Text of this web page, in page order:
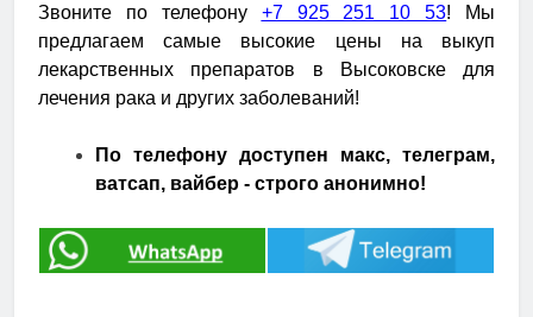
Звоните по телефону +7 925 251 10 53! Мы
предлагаем самые высокие цены на выкуп
лекарственных препаратов в Высоковске для
лечения рака и других заболеваний!
По телефону доступен макс, телеграм,
ватсап, вайбер - строго анонимно!